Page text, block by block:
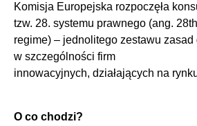
Komisja Europejska rozpoczęła
tzw. 28. systemu prawnego (ang. 28th
regime) – jednolitego zestawu
w szczególności firm
innowacyjnych, działających na
O co chodzi?